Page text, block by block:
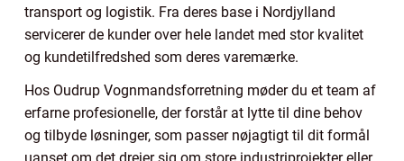
transport og logistik. Fra deres base i Nordjylland
servicerer de kunder over hele landet med stor kvalitet
og kundetilfredshed som deres varemærke.
Hos Oudrup Vognmandsforretning møder du et team af
erfarne profesionelle, der forstår at lytte til dine behov
og tilbyde løsninger, som passer nøjagtigt til dit formål